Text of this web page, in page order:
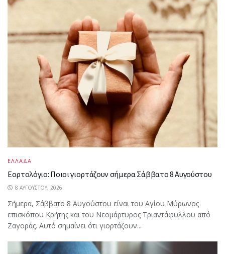
ΕΛΛΑΔΑ
Εορτολόγιο: Ποιοι γιορτάζουν σήμερα Σάββατο 8 Αυγούστου
8 ΑΥΓΟΎΣΤΟΥ, 2026
Σήμερα, Σάββατο 8 Αυγούστου είναι του Αγίου Μύρωνος
επισκόπου Κρήτης και του Νεομάρτυρος Τριαντάφυλλου από
Ζαγοράς. Αυτό σημαίνει ότι γιορτάζουν...